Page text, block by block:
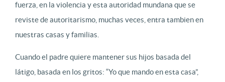
fuerza, en la violencia y esta autoridad mundana que se
reviste de autoritarismo, muchas veces, entra tambien en
nuestras casas y familias.
Cuando el padre quiere mantener sus hijos basada del
látigo, basada en los gritos: “Yo que mando en esta casa”,